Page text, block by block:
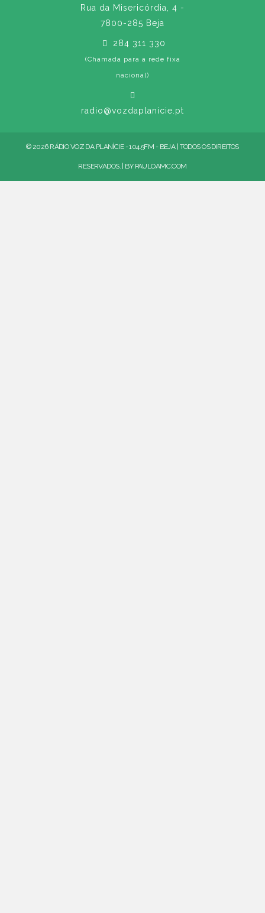
Rua da Misericórdia, 4 -
7800-285 Beja
284 311 330
(Chamada para a rede fixa
nacional)
radio@vozdaplanicie.pt
© 2026 RÁDIO VOZ DA PLANÍCIE - 104.5FM - BEJA | TODOS OS DIREITOS
RESERVADOS. | BY PAULOAMC.COM